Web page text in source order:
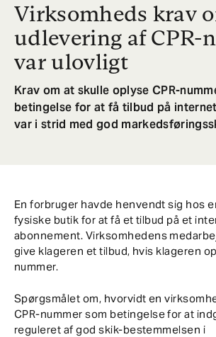
Virksomheds krav
udlevering af CPR-
var ulovligt
Krav om at skulle oplyse CPR-
betingelse for at få tilbud på
var i strid med god
En forbruger havde henvendt sig hos
fysiske butik for at få et tilbud på et
abonnement. Virksomhedens
give klageren et tilbud, hvis klageren
nummer.
Spørgsmålet om, hvorvidt en
CPR-nummer som betingelse for at
reguleret af god skik-bestemmelsen i